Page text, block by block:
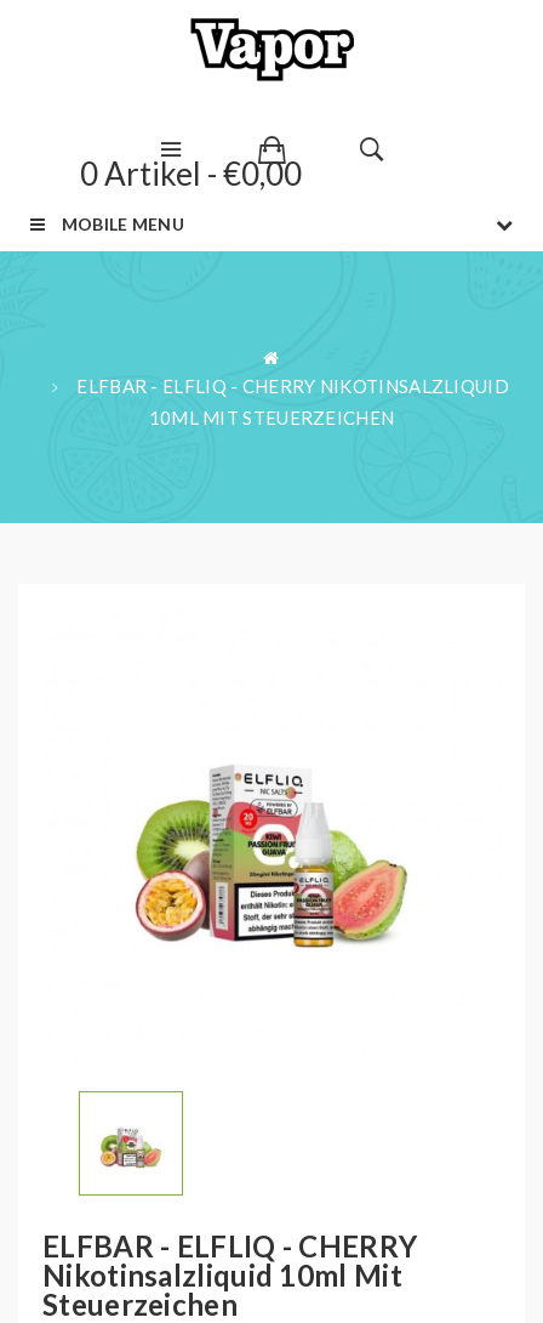
0 Artikel - €0,00
MOBILE MENU
ELFBAR - ELFLIQ - CHERRY NIKOTINSALZLIQUID
10ML MIT STEUERZEICHEN
ELFBAR - ELFLIQ - CHERRY
Nikotinsalzliquid 10ml Mit
Steuerzeichen